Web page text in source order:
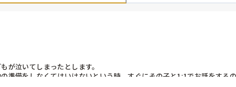
が泣いてしまったとします。
準備をしなくてはいけないという時、すぐにその子と1:1でお話をするの